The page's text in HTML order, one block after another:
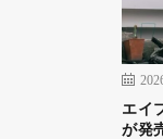
エイ
が発